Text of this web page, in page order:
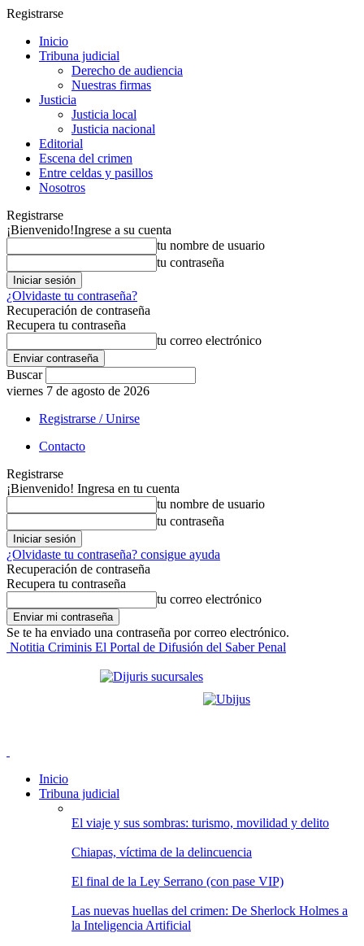
Registrarse
Inicio
Tribuna judicial
Derecho de audiencia
Nuestras firmas
Justicia
Justicia local
Justicia nacional
Editorial
Escena del crimen
Entre celdas y pasillos
Nosotros
Registrarse
¡Bienvenido!Ingrese a su cuenta
tu nombre de usuario
tu contraseña
¿Olvidaste tu contraseña?
Recuperación de contraseña
Recupera tu contraseña
tu correo electrónico
Buscar
viernes 7 de agosto de 2026
Registrarse / Unirse
Contacto
Registrarse
¡Bienvenido! Ingresa en tu cuenta
tu nombre de usuario
tu contraseña
¿Olvidaste tu contraseña? consigue ayuda
Recuperación de contraseña
Recupera tu contraseña
tu correo electrónico
Se te ha enviado una contraseña por correo electrónico.
Notitia Criminis El Portal de Difusión del Saber Penal
Inicio
Tribuna judicial
El viaje y sus sombras: turismo, movilidad y delito
Chiapas, víctima de la delincuencia
El final de la Ley Serrano (con pase VIP)
Las nuevas huellas del crimen: De Sherlock Holmes a
la Inteligencia Artificial